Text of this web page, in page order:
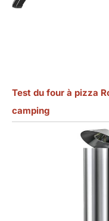
Test du four à pizza
camping